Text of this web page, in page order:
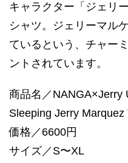
キャラクター「ジェリ
シャツ。ジェリーマル
ているという、チャー
ントされています。
商品名／
Sleeping Jerry Marquez
価格／6600円
サイズ／S〜XL